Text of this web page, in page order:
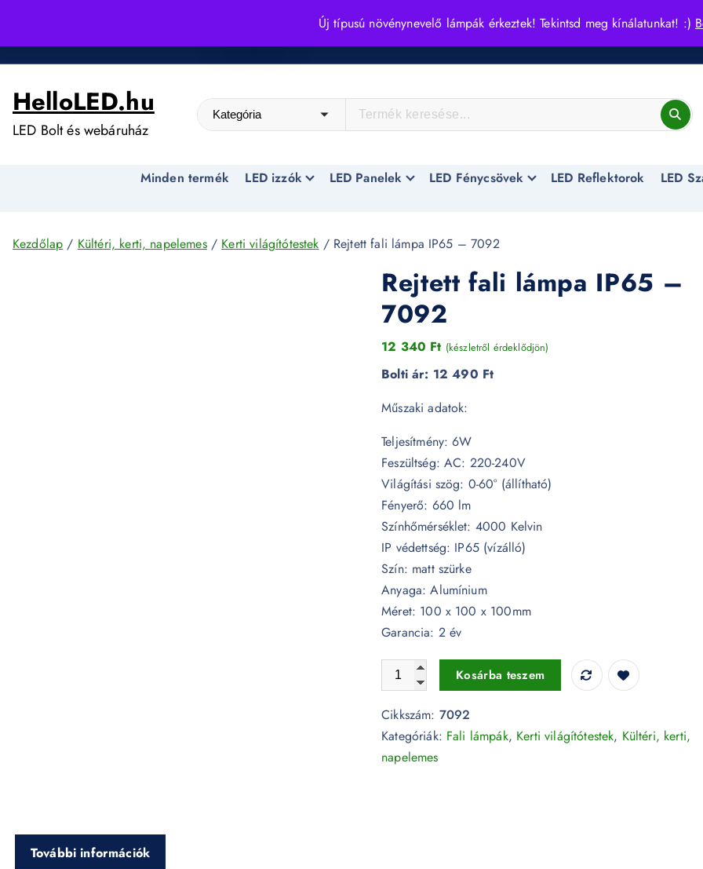
Új típusú növénynevelő lámpák érkeztek! Tekintsd meg kínálatunkat! :)
i
HelloLED.hu
LED Bolt és webáruház
Minden termék LED izzók LED Panelek LED Fénycsövek LED Reflektorok LED
Kezdőlap / Kültéri, kerti, napelemes/ Kerti világítótestek / Rejtett fali lámpa IP65 – 7092
Rejtett fali lámpa IP65 –
7092
12 340 Ft (készletről érdeklődjön)
Bolti ár: 12 490 Ft
Műszaki adatok:
Teljesítmény: 6W
Feszültség: AC: 220-240V
Világítási szög: 0-60° (állítható)
Fényerő: 660 lm
Színhőmérséklet: 4000 Kelvin
IP védettség: IP65 (vízálló)
Szín: matt szürke
Anyaga: Alumínium
Méret: 100 x 100 x 100mm
Garancia: 2 év
Rejtett fali lámpa IP65 - 7092 mennyiség
Kosárba teszem
Cikkszám: 7092
Kategóriák: Fali lámpák, Kerti világítótestek, Kültéri, kerti,
napelemes
További információk